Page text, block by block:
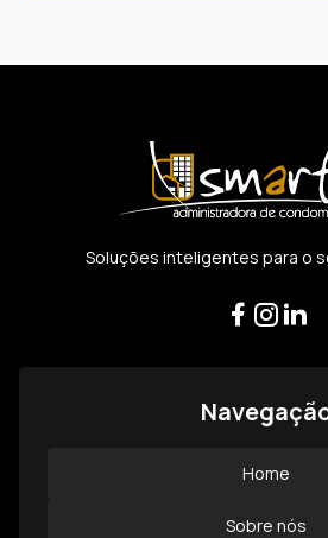
Soluções inteligentes para o
Facebook
Home
Sobre nós